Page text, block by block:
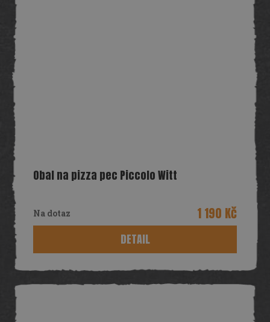
Obal na pizza pec Piccolo Witt
Na dotaz 1 190 Kč
DETAIL